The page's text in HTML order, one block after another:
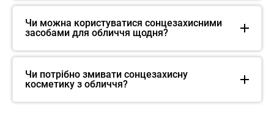
Чи можна користуватися сонцезахисними
засобами для обличчя щодня?
Чи потрібно змивати сонцезахисну
косметику з обличчя?